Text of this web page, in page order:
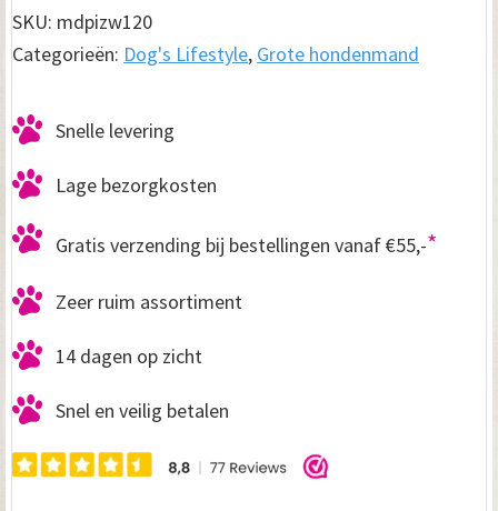
Zwart
120cm
SKU: mdpizw120
Categorieën: Dog's Lifestyle, Grote hondenmand
Snelle levering
Lage bezorgkosten
Gratis verzending bij bestellingen vanaf €55,-*
Zeer ruim assortiment
14 dagen op zicht
Snel en veilig betalen